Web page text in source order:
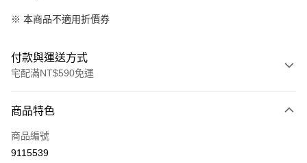
※ 本商品不適用折價券
付款與運送方式
宅配滿NT$590免運
POYA支付
信用卡一次付款
商品特色
商品編號
9115539